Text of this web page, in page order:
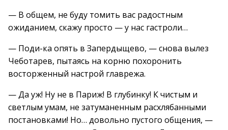
— В общем, не буду томить вас радостным
ожиданием, скажу просто — у нас гастроли…
— Поди-ка опять в Запердыщево, — снова вылез
Чеботарев, пытаясь на корню похоронить
восторженный настрой главрежа.
— Да уж! Ну не в Париж! В глубинку! К чистым и
светлым умам, не затуманенным расхлябанными
постановками! Но… довольно пустого общения, —